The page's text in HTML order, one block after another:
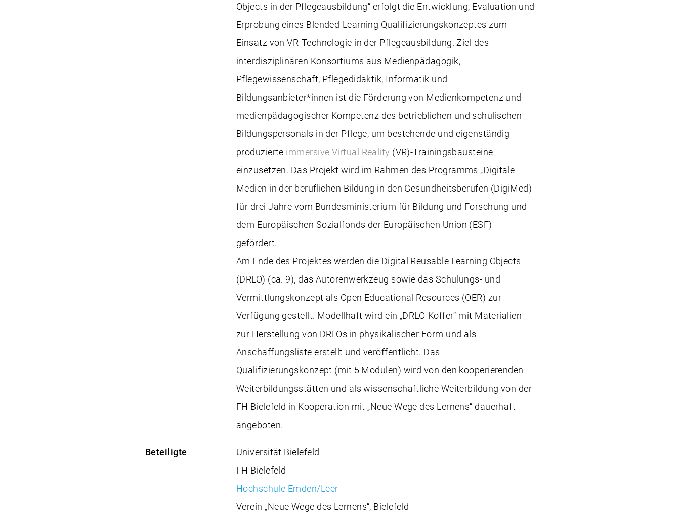
Objects in der Pflegeausbildung“ erfolgt die Entwicklung, Evaluation und
Erprobung eines Blended-Learning Qualifizierungskonzeptes zum
Einsatz von VR-Technologie in der Pflegeausbildung. Ziel des
interdisziplinären Konsortiums aus Medienpädagogik,
Pflegewissenschaft, Pflegedidaktik, Informatik und
Bildungsanbieter*innen ist die Förderung von Medienkompetenz und
medienpädagogischer Kompetenz des betrieblichen und schulischen
Bildungspersonals in der Pflege, um bestehende und eigenständig
produzierte immersive Virtual Reality (VR)-Trainingsbausteine
einzusetzen. Das Projekt wird im Rahmen des Programms „Digitale
Medien in der beruflichen Bildung in den Gesundheitsberufen (DigiMed)
für drei Jahre vom Bundesministerium für Bildung und Forschung und
dem Europäischen Sozialfonds der Europäischen Union (ESF)
gefördert.
Am Ende des Projektes werden die Digital Reusable Learning Objects
(DRLO) (ca. 9), das Autorenwerkzeug sowie das Schulungs- und
Vermittlungskonzept als Open Educational Resources (OER) zur
Verfügung gestellt. Modellhaft wird ein „DRLO-Koffer“ mit Materialien
zur Herstellung von DRLOs in physikalischer Form und als
Anschaffungsliste erstellt und veröffentlicht. Das
Qualifizierungskonzept (mit 5 Modulen) wird von den kooperierenden
Weiterbildungsstätten und als wissenschaftliche Weiterbildung von der
FH Bielefeld in Kooperation mit „Neue Wege des Lernens“ dauerhaft
angeboten.
Beteiligte
Universität Bielefeld
FH Bielefeld
Hochschule Emden/Leer
Verein „Neue Wege des Lernens“, Bielefeld